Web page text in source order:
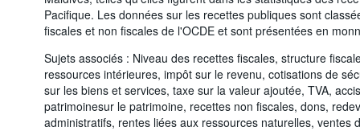
Pacifique. Les données sur les recettes publiques sont
fiscales et non fiscales de l'OCDE et sont présentées en
Sujets associés : Niveau des recettes fiscales, structure
ressources intérieures, impôt sur le revenu, cotisations de
sur les biens et services, taxe sur la valeur ajoutée, TVA,
patrimoinesur le patrimoine, recettes non fiscales, dons,
administratifs, rentes liées aux ressources naturelles, ventes